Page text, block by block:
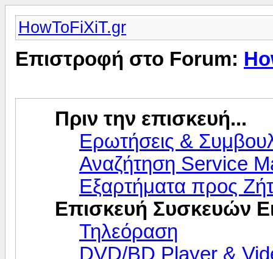
HowToFiXiT.gr
Επιστροφή στο Forum:
Πριν την επισκευή...
Ερωτήσεις &
Αναζήτηση Service
Εξαρτήματα προς
Επισκευή Συσκευών
Τηλεόραση
DVD/BD Player &